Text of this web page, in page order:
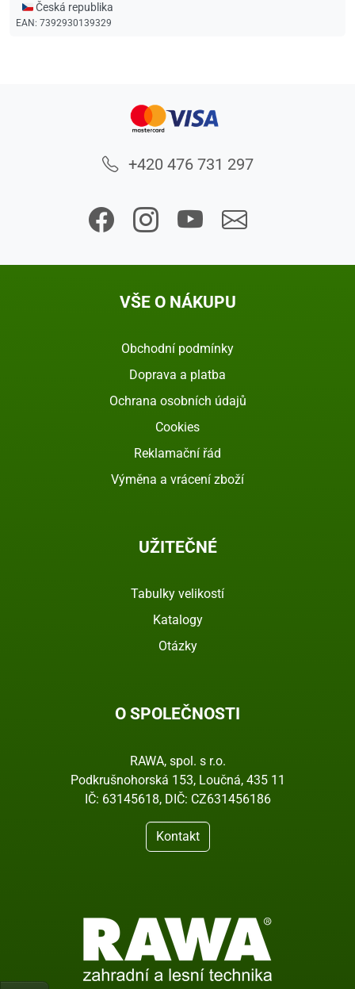
🇨🇿 Česká republika
EAN: 7392930139329
+420 476 731 297
VŠE O NÁKUPU
Obchodní podmínky
Doprava a platba
Ochrana osobních údajů
Cookies
Reklamační řád
Výměna a vrácení zboží
UŽITEČNÉ
Tabulky velikostí
Katalogy
Otázky
O SPOLEČNOSTI
RAWA, spol. s r.o.
Podkrušnohorská 153, Loučná, 435 11
IČ: 63145618, DIČ: CZ631456186
Kontakt